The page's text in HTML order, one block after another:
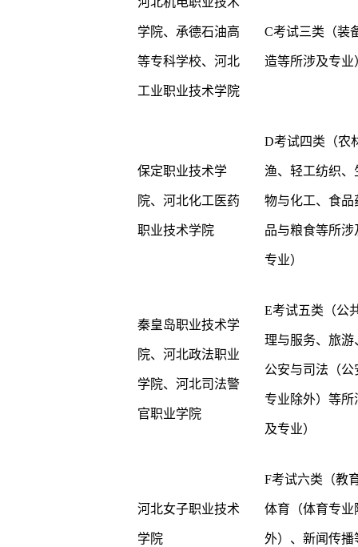
学院、承德石油高
等专科学校、河北
工业职业技术学院
C考试三类（装
造等所涉及专业
保定职业技术学
院、河北化工医药
职业技术学院
D考试四类（农
渔、轻工纺织、
物与化工、食品
品与粮食等所涉
专业）
秦皇岛职业技术学
院、河北政法职业
学院、河北司法警
官职业学院
E考试五类（公
理与服务、旅游
公安与司法（公
专业除外）等所
及专业）
河北女子职业技术
学院
F考试六类（教
体育（体育专业
外）、新闻传播